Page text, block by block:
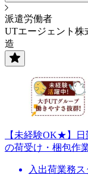
派遣労働者
UTエージェント
造
【未経験OK★】
の荷受け・梱包作
入出荷業務ス